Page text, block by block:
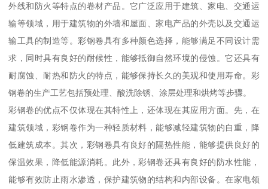
外线和防火等特点的卷材产品。它广泛应用于建筑、家电、交通运
输等领域，用于建筑物的外墙和屋面、家电产品的外壳以及交通运
输工具的制造等。彩钢卷具有多种颜色选择，能够满足不同设计需
求，同时具有良好的耐候性，能够抵御自然环境的侵蚀。它还具有
耐腐蚀、耐热和防火的特点，能够保持长久的美观和使用寿命。彩
钢卷的生产工艺包括预处理、酸洗除锈、涂层处理和烘烤等步骤。
彩钢卷的优点不仅体现在其特性上，还体现在其应用方面。先，在
建筑领域，彩钢卷作为一种轻质材料，能够减轻建筑物的自重，降
低建筑成本。其次，彩钢卷具有良好的隔热性能，能够提供良好的
保温效果，降低能源消耗。此外，彩钢卷还具有良好的防水性能，
能够有效防止雨水渗透，保护建筑物的结构和内部设备。在家电领